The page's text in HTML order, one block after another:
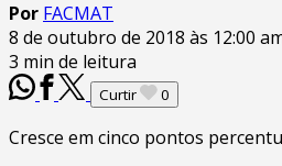
Por FACMAT
8 de outubro de 2018 às 12:00
3 min de leitura
Curtir 0
Cresce em cinco pontos